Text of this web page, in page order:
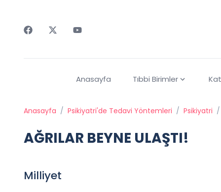
Anasayfa Tıbbi Birimler
Anasayfa / Psikiyatri'de Tedavi Yöntemleri / Psikiyatri /
AĞRILAR BEYNE ULAŞTI!
Milliyet